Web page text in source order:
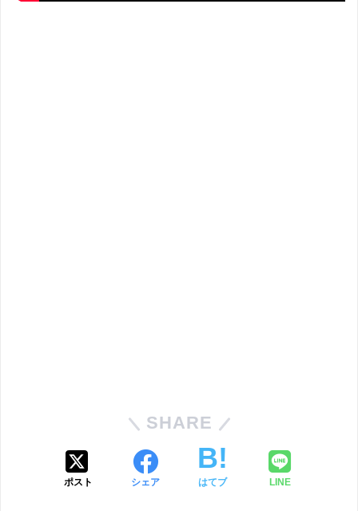
SHARE
ポスト シェア はてブ LINE